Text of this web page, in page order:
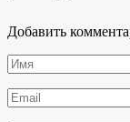
Добавить
Имя
*
Email
*